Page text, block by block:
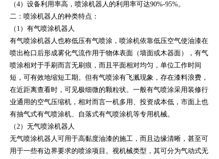
（4）设备利用率高，喷涂机器人的利用率可达90%-95%。
二：喷涂机器人的种类特点：
（1）有气喷涂机器人
有气喷涂机器人也称低压有气喷涂，喷涂机依靠低压空气使油漆在
喷出枪口后形成雾化气流作用于物体表面（墙面或木器面），有气
喷涂相对于手刷而言无刷痕，而且平面相对均匀，单位工作时间
短，可有效地缩短工期。但有气喷涂有飞溅现象，存在漆料浪费，
在近距离查看时，可见极细微的颗粒状。一般有气喷涂采用装修行
业通用的空气压缩机，相对而言一机多用、投资成本低，市面上也
有抽气式有气喷涂机、自落式有气喷涂机等专用机械。
（2）无气喷涂机器人
无气喷涂机器人可用于高黏度油漆的施工，而且边缘清晰，甚至可
用于一些有边界要求的喷涂项目。视机械类型，其可分为气动式无